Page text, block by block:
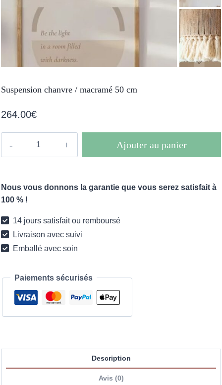
Suspension chanvre / macramé 50 cm
264.00€
/
macramé
cm
Ajouter au panier
Nous vous donnons la garantie que vous serez satisfait à
100 % !
14 jours satisfait ou remboursé
Livraison avec suivi
Emballé avec soin
Paiements sécurisés
Description
Avis (0)